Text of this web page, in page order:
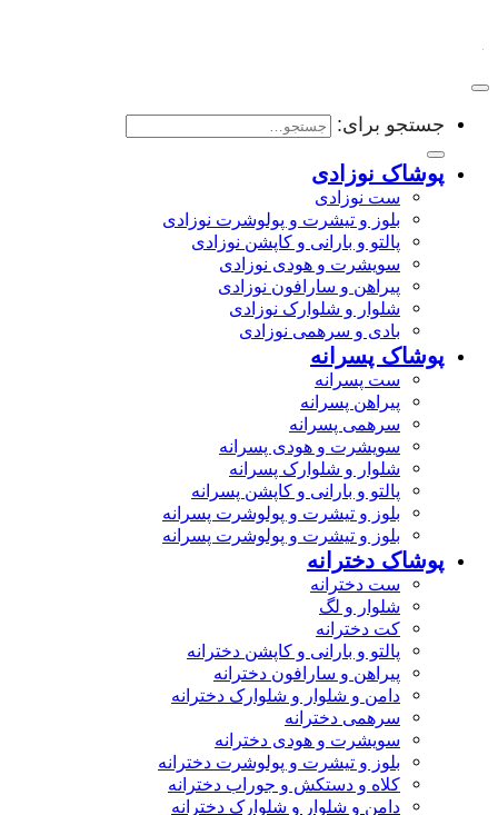
جستجو برای:
پوشاک نوزادی
ست نوزادی
بلوز و تیشرت و پولوشرت نوزادی
پالتو و بارانی و کاپشن نوزادی
سویشرت و هودی نوزادی
پیراهن و سارافون نوزادی
شلوار و شلوارک نوزادی
بادی و سرهمی نوزادی
پوشاک پسرانه
ست پسرانه
پیراهن پسرانه
سرهمی پسرانه
سویشرت و هودی پسرانه
شلوار و شلوارک پسرانه
پالتو و بارانی و کاپشن پسرانه
بلوز و تیشرت و پولوشرت پسرانه
بلوز و تیشرت و پولوشرت پسرانه
پوشاک دخترانه
ست دخترانه
شلوار و لگ
کت دخترانه
پالتو و بارانی و کاپشن دخترانه
پیراهن و سارافون دخترانه
دامن و شلوار و شلوارک دخترانه
سرهمی دخترانه
سویشرت و هودی دخترانه
بلوز و تیشرت و پولوشرت دخترانه
کلاه و دستکش و جوراب دخترانه
دامن و شلوار و شلوارک دخترانه